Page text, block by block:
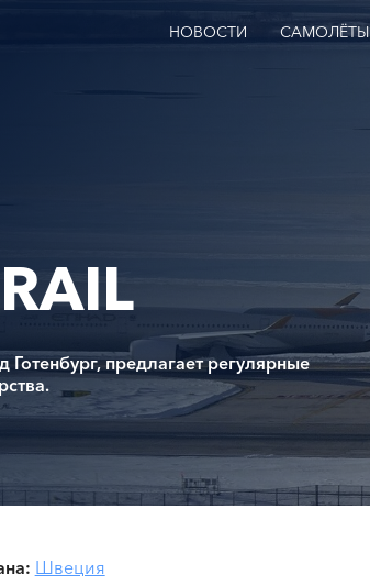
НОВОСТИ САМОЛЁТЫ
предлагает регулярные
Швеция